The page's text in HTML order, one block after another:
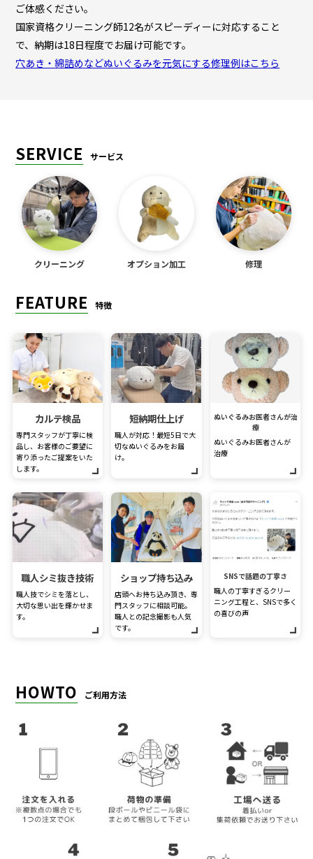
ご体感ください。
国家資格クリーニング師12名がスピーディーに対応すること
で、納期は18日程度でお届け可能です。
穴あき・綿詰めなどぬいぐるみを元気にする修理例はこちら
SERVICE サービス
クリーニング オプション加工 修理
FEATURE 特徴
カルテ検品
専門スタッフが丁寧に検
品し、お客様のご要望に
寄り添ったご提案をいた
します。
短納期仕上げ
職人が対応！最短5日で大
切なぬいぐるみをお届
け。
ぬいぐるみお医者さんが治
療
ぬいぐるみお医者さんが
治療
職人シミ抜き技術
職人技でシミを落とし、
大切な思い出を輝かせま
す。
ショップ持ち込み
店頭へお持ち込み頂き、専
門スタッフに相談可能。
職人との記念撮影も人気
です。
SNSで話題の丁寧さ
職人の丁寧すぎるクリー
ニング工程と、SNSで多く
の喜びの声
HOWTO ご利用方法